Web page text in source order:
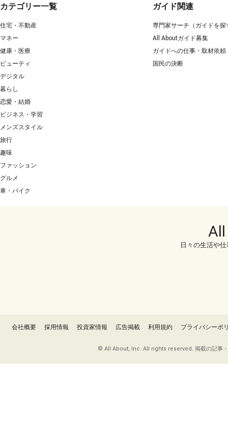
カテゴリー一覧
住宅・不動産
マネー
健康・医療
ビューティ
デジタル
暮らし
恋愛・結婚
ビジネス・学習
メンズスタイル
旅行
趣味
ファッション
グルメ
車・バイク
ガイド関連
専門家サーチ（ガイドを探
All Aboutガイド募集
ガイドへの仕事・取材依頼
国民の決断
日々の生活や
会社概要 採用情報 投資家情報 広告掲載 利用規約 プライバシーポ
© All About, Inc. All rights reserved. 掲載の記事・